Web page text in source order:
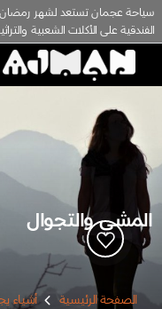
سياحة عجمان تستعد لشهر رمضان
الفندقية على الأكلات الشعبية
المشي والتجوال
الصفحة الرئيسية أشياء